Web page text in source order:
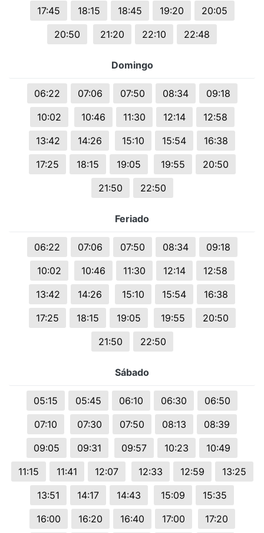
17:45
18:15 18:45 19:20
20:05
20:50
21:20 22:10 22:48
Domingo
06:22 07:06 07:50 08:34
09:18
10:02
10:46 11:30 12:14
12:58
13:42
14:26 15:10 15:54
16:38
17:25
18:15 19:05 19:55
20:50
21:50
22:50
Feriado
06:22 07:06 07:50 08:34
09:18
10:02
10:46 11:30 12:14
12:58
13:42
14:26 15:10 15:54
16:38
17:25
18:15 19:05 19:55
20:50
21:50
22:50
Sábado
05:15 05:45 06:10 06:30
06:50
07:10
07:30 07:50 08:13
08:39
09:05
09:31 09:57 10:23
10:49
11:15
11:41 12:07 12:33 12:59
13:25
13:51
14:17 14:43 15:09
15:35
16:00
16:20 16:40 17:00 17:20